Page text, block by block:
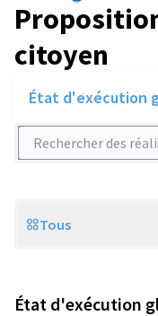
citoyen
État d'exécution
Rechercher des
Scope
Tous
État d'exécution